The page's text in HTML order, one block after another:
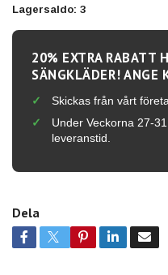
Lagersaldo: 3
20% EXTRA RABATT
SÄNGKLÄDER! ANGE
Skickas från vårt
Under Veckorna 27-
leveranstid.
Dela